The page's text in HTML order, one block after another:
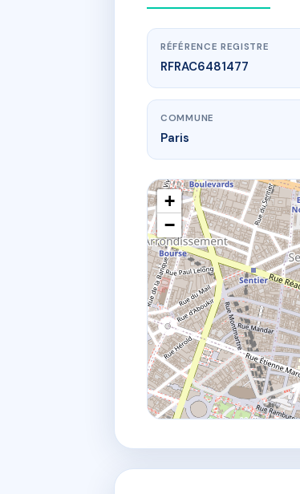
RÉFÉRENCE REGISTRE
RFRAC6481477
COMMUNE
Paris
+
−